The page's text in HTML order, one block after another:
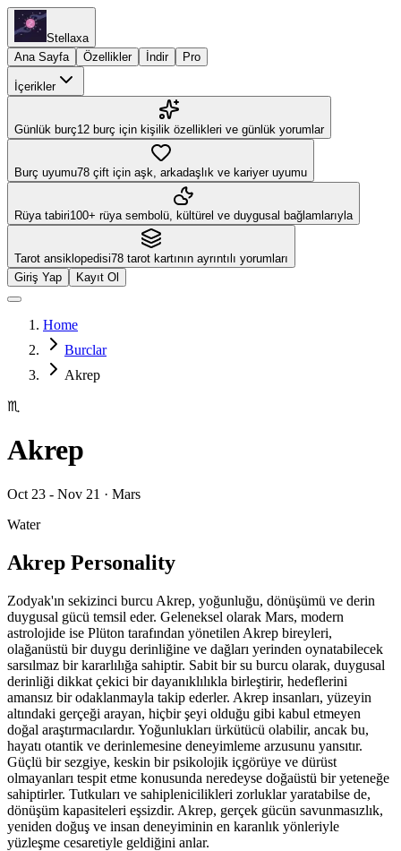
Stellaxa
Ana Sayfa
Özellikler İndir Pro
İçerikler
Günlük burç12 burç için kişilik özellikleri ve günlük yorumlar
Burç uyumu78 çift için aşk, arkadaşlık ve kariyer uyumu
Rüya tabiri100+ rüya sembolü, kültürel ve duygusal bağlamlarıyla
Tarot ansiklopedisi78 tarot kartının ayrıntılı yorumları
Giriş Yap
Kayıt Ol
Home
Burclar
Akrep
♏
Akrep
Oct 23 - Nov 21 · Mars
Water
Akrep Personality
Zodyak'ın sekizinci burcu Akrep, yoğunluğu, dönüşümü ve derin
duygusal gücü temsil eder. Geleneksel olarak Mars, modern
astrolojide ise Plüton tarafından yönetilen Akrep bireyleri,
olağanüstü bir duygu derinliğine ve dağları yerinden oynatabilecek
sarsılmaz bir kararlılığa sahiptir. Sabit bir su burcu olarak, duygusal
derinliği dikkat çekici bir dayanıklılıkla birleştirir, hedeflerini
amansız bir odaklanmayla takip ederler. Akrep insanları, yüzeyin
altındaki gerçeği arayan, hiçbir şeyi olduğu gibi kabul etmeyen
doğal araştırmacılardır. Yoğunlukları ürkütücü olabilir, ancak bu,
hayatı otantik ve derinlemesine deneyimleme arzusunu yansıtır.
Güçlü bir sezgiye, keskin bir psikolojik içgörüye ve dürüst
olmayanları tespit etme konusunda neredeyse doğaüstü bir yeteneğe
sahiptirler. Tutkuları ve sahiplenicilikleri zorluklar yaratabilse de,
dönüşüm kapasiteleri eşsizdir. Akrep, gerçek gücün savunmasızlık,
yeniden doğuş ve insan deneyiminin en karanlık yönleriyle
yüzleşme cesaretiyle geldiğini anlar.